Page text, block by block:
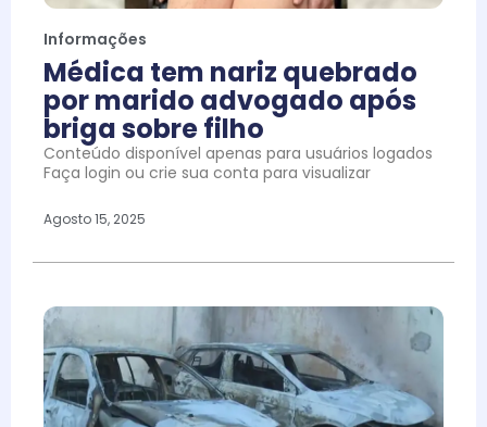
Informações
Médica tem nariz quebrado
por marido advogado após
briga sobre filho
Conteúdo disponível apenas para usuários logados
Faça login ou crie sua conta para visualizar
Agosto 15, 2025